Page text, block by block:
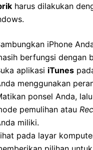
harus dilakukan
iPhone
berfungsi dengan
aplikasi iTunes
menggunakan
ponsel Anda,
pemulihan atau
miliki.
pada layar